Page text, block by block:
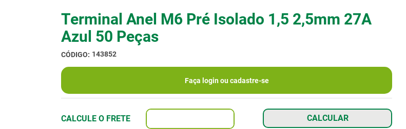
Terminal Anel M6 Pré Isolado 1,5 2,5mm 27A
Azul 50 Peças
143852
Faça login ou cadastre-se